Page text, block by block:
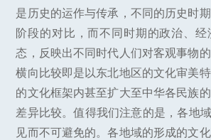
是历史的运作与传承，不同的历史时
阶段的对比，而不同时期的政治、
态，反映出不同时代人们对客观事物
横向比较即是以东北地区的文化审美
的文化框架内甚至扩大至中华各民族
差异比较。值得我们注意的是，各地
见而不可避免的。各地域的形成的文